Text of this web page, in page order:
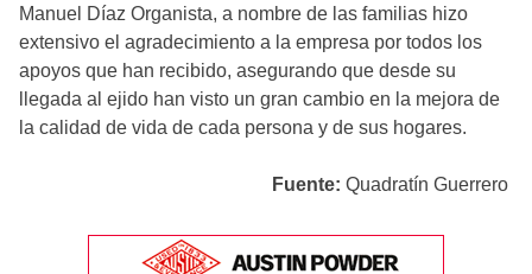
Manuel Díaz Organista, a nombre de las familias hizo
extensivo el agradecimiento a la empresa por todos los
apoyos que han recibido, asegurando que desde su
llegada al ejido han visto un gran cambio en la mejora de
la calidad de vida de cada persona y de sus hogares.
Fuente: Quadratín Guerrero